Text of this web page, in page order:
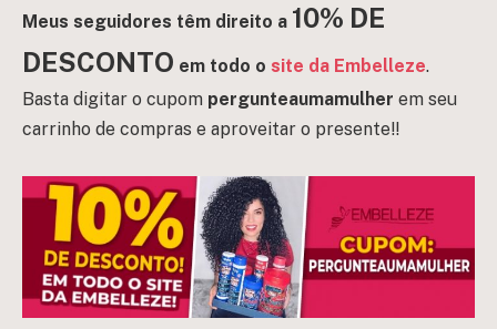
Meus seguidores têm direito a 10% DE
DESCONTO em todo o site da Embelleze.
Basta digitar o cupom pergunteaumamulher em seu
carrinho de compras e aproveitar o presente!!